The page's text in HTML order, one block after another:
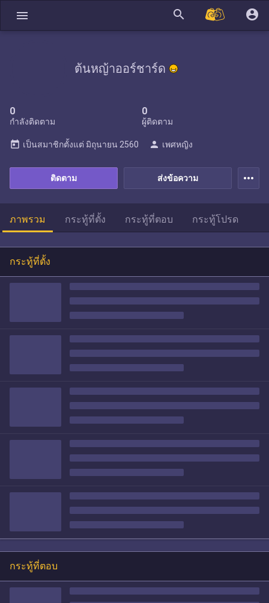
menu search account_circle
ต้นหญ้าออร์ชาร์ด
0
กำลังติดตาม
0
ผู้ติดตาม
ส่งข้อความ
ติดตาม
today เป็นสมาชิกตั้งแต่ มิถุนายน 2560 person เพศหญิง
more_horiz
ภาพรวม กระทู้ที่ตั้ง กระทู้ที่ตอบ กระทู้โปรด
กระทู้ที่ตั้ง
กระทู้ที่ตอบ